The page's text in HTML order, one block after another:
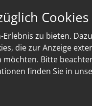
Cookies
zu bieten.
die zur Anzeige
möchten. Bitte
finden Sie in